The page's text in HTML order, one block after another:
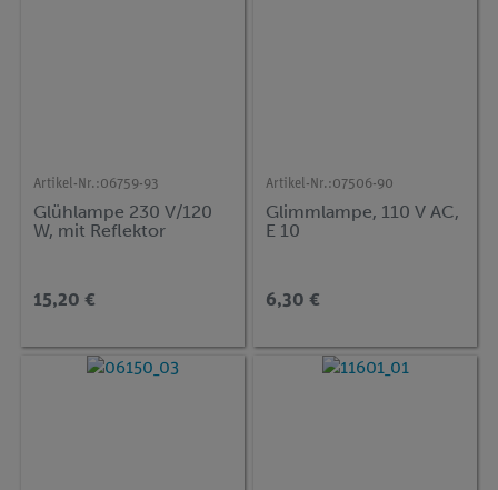
Artikel-Nr.:06759-93
Glühlampe 230 V/120
W, mit Reflektor
15,20 €
Artikel-Nr.:07506-90
Glimmlampe, 110 V AC,
E 10
6,30 €